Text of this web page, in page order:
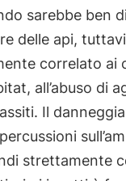
sarebbe ben
delle api,
correlato ai
all’abuso di
Il
strettamente